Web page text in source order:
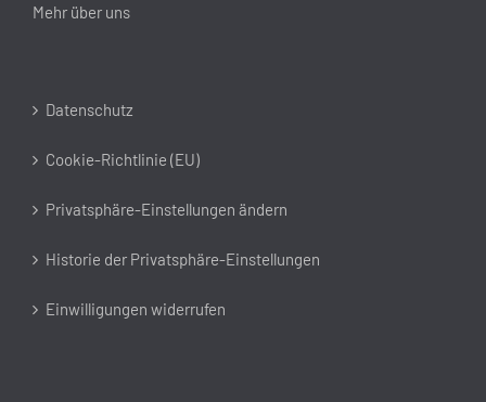
Mehr über uns
Datenschutz
Cookie-Richtlinie (EU)
Privatsphäre-Einstellungen ändern
Historie der Privatsphäre-Einstellungen
Einwilligungen widerrufen